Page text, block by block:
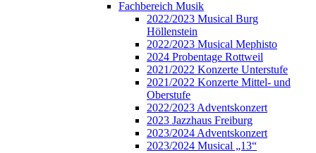
Fachbereich Musik
2022/2023 Musical Burg
Höllenstein
2022/2023 Musical Mephisto
2024 Probentage Rottweil
2021/2022 Konzerte Unterstufe
2021/2022 Konzerte Mittel- und
Oberstufe
2022/2023 Adventskonzert
2023 Jazzhaus Freiburg
2023/2024 Adventskonzert
2023/2024 Musical „13“